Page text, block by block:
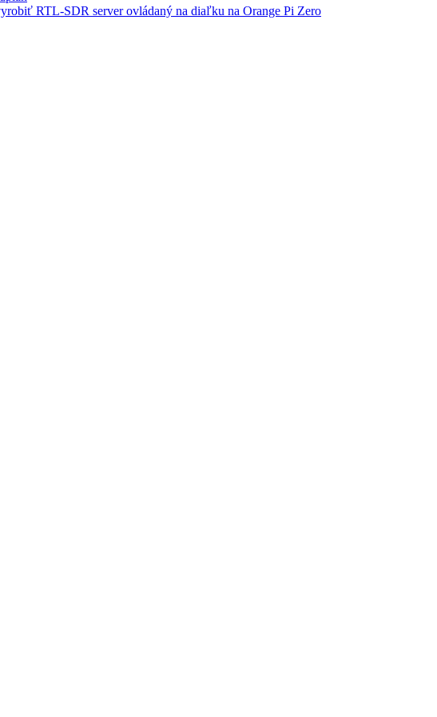
RTL-SDR server ovládaný na diaľku na Orange Pi Zero